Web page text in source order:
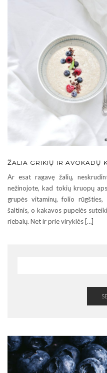
ŽALIA GRIKIŲ IR AVOKADŲ
Ar esat ragavę žalių,
nežinojote, kad tokių kruopų
grupės vitaminų, folio
šaltinis, o kakavos pupelės
riebalų. Net ir prie viryklės […]